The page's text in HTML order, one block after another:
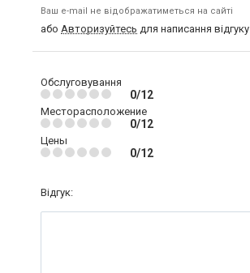
Ваш e-mail не відображатиметься на сайті
або Авторизуйтесь для написання відгуку
Обслуговування
0/12
Месторасположение
0/12
Цены
0/12
Відгук: